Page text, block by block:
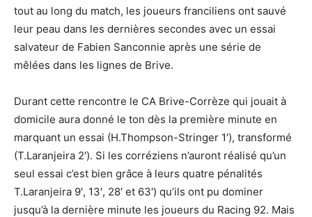
tout au long du match, les joueurs franciliens ont sauvé
leur peau dans les dernières secondes avec un essai
salvateur de Fabien Sanconnie après une série de
mêlées dans les lignes de Brive.
Durant cette rencontre le CA Brive-Corrèze qui jouait à
domicile aura donné le ton dès la première minute en
marquant un essai (H.Thompson-Stringer 1′), transformé
(T.Laranjeira 2′). Si les corréziens n’auront réalisé qu’un
seul essai c’est bien grâce à leurs quatre pénalités
T.Laranjeira 9′, 13′, 28′ et 63′) qu’ils ont pu dominer
jusqu’à la dernière minute les joueurs du Racing 92. Mais